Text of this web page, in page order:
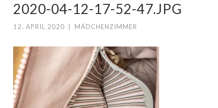
2020-04-12-17-52-47.JPG
12. APRIL 2020 MÄDCHENZIMMER